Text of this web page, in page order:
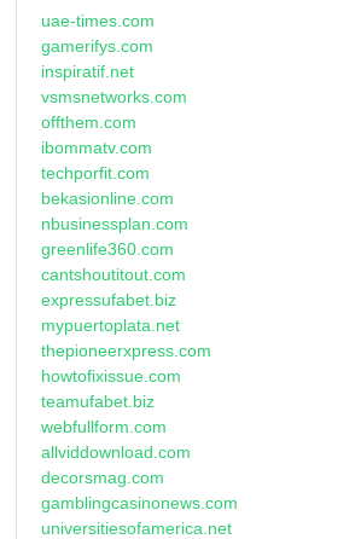
uae-times.com
gamerifys.com
inspiratif.net
vsmsnetworks.com
offthem.com
ibommatv.com
techporfit.com
bekasionline.com
nbusinessplan.com
greenlife360.com
cantshoutitout.com
expressufabet.biz
mypuertoplata.net
thepioneerxpress.com
howtofixissue.com
teamufabet.biz
webfullform.com
allviddownload.com
decorsmag.com
gamblingcasinonews.com
universitiesofamerica.net